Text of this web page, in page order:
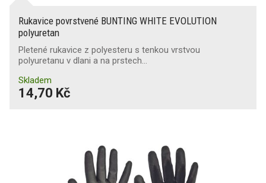
Rukavice povrstvené BUNTING WHITE EVOLUTION
polyuretan
Pletené rukavice z polyesteru s tenkou vrstvou
polyuretanu v dlani a na prstech…
Skladem
14,70 Kč